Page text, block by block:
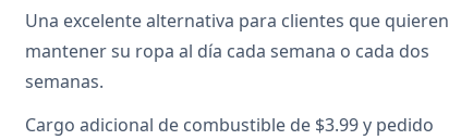
Una excelente alternativa para clientes que quieren
mantener su ropa al día cada semana o cada dos
semanas.
Cargo adicional de combustible de $3.99 y pedido